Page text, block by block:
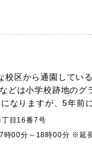
校区から通園してい
どは小学校跡地のグ
なりますが、5年前
目16番7号
時00分～18時00分 ※延